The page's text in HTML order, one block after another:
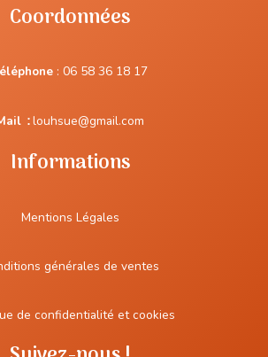
Coordonnées
: 06 58 36 18 17
:louhsue@gmail.com
Informations
Mentions Légales
générales de ventes
de confidentialité et cookies